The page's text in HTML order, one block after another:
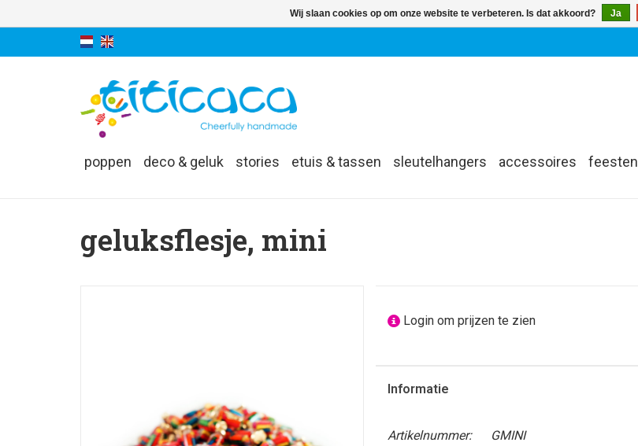
poppen deco & geluk stories etuis & tassen sleutelhangers accessoires feesten
geluksflesje, mini
Login om prijzen te zien
Informatie
Artikelnummer:
GMINI
Wij slaan cookies op om onze website te verbeteren. Is dat akkoord? Ja